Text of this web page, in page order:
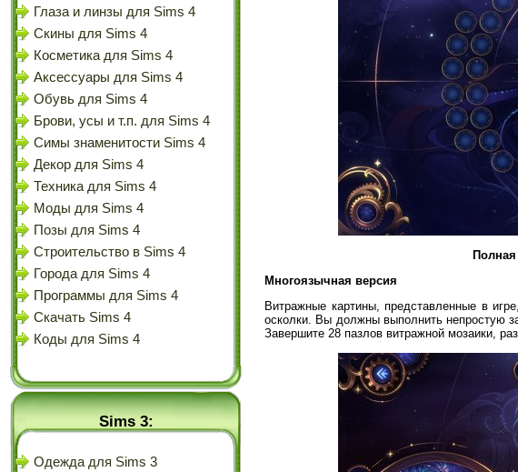
Глаза и линзы для Sims 4
Скины для Sims 4
Косметика для Sims 4
Аксессуары для Sims 4
Обувь для Sims 4
Брови, усы и т.п. для Sims 4
Симы знаменитости Sims 4
Декор для Sims 4
Техника для Sims 4
Моды для Sims 4
Позы для Sims 4
Строительство в Sims 4
Города для Sims 4
Программы для Sims 4
Скачать Sims 4
Коды для Sims 4
Sims 3:
Одежда для Sims 3
Полная
Многоязычная версия
Витражные картины, представленные в
осколки. Вы должны выполнить непростую
Завершите 28 пазлов витражной мозаики,